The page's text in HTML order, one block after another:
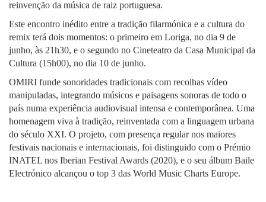
reinvenção da música de raiz portuguesa.
Este encontro inédito entre a tradição filarmónica e a cultura do
remix terá dois momentos: o primeiro em Loriga, no dia 9 de
junho, às 21h30, e o segundo no Cineteatro da Casa Municipal da
Cultura (15h00), no dia 10 de junho.
OMIRI funde sonoridades tradicionais com recolhas vídeo
manipuladas, integrando músicos e paisagens sonoras de todo o
país numa experiência audiovisual intensa e contemporânea. Uma
homenagem viva à tradição, reinventada com a linguagem urbana
do século XXI. O projeto, com presença regular nos maiores
festivais nacionais e internacionais, foi distinguido com o Prémio
INATEL nos Iberian Festival Awards (2020), e o seu álbum Baile
Electrónico alcançou o top 3 das World Music Charts Europe.